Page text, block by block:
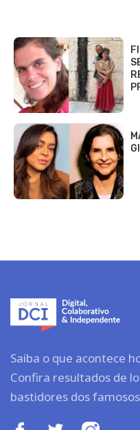
Saiba o que acontece
Confira resultados de
bastidores dos